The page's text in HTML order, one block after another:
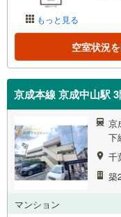
もっと見る
空室状況
京成本線 京成中山駅
京
下
千
築
マンション